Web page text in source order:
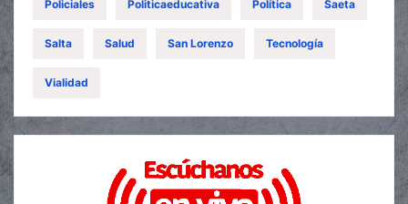
Policiales Politicaeducativa Política Saeta
Salta Salud San Lorenzo Tecnología
Vialidad